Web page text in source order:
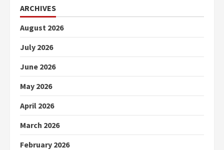
ARCHIVES
August 2026
July 2026
June 2026
May 2026
April 2026
March 2026
February 2026